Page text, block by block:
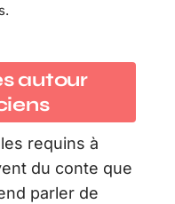
autour
requins à
du conte que
parler de